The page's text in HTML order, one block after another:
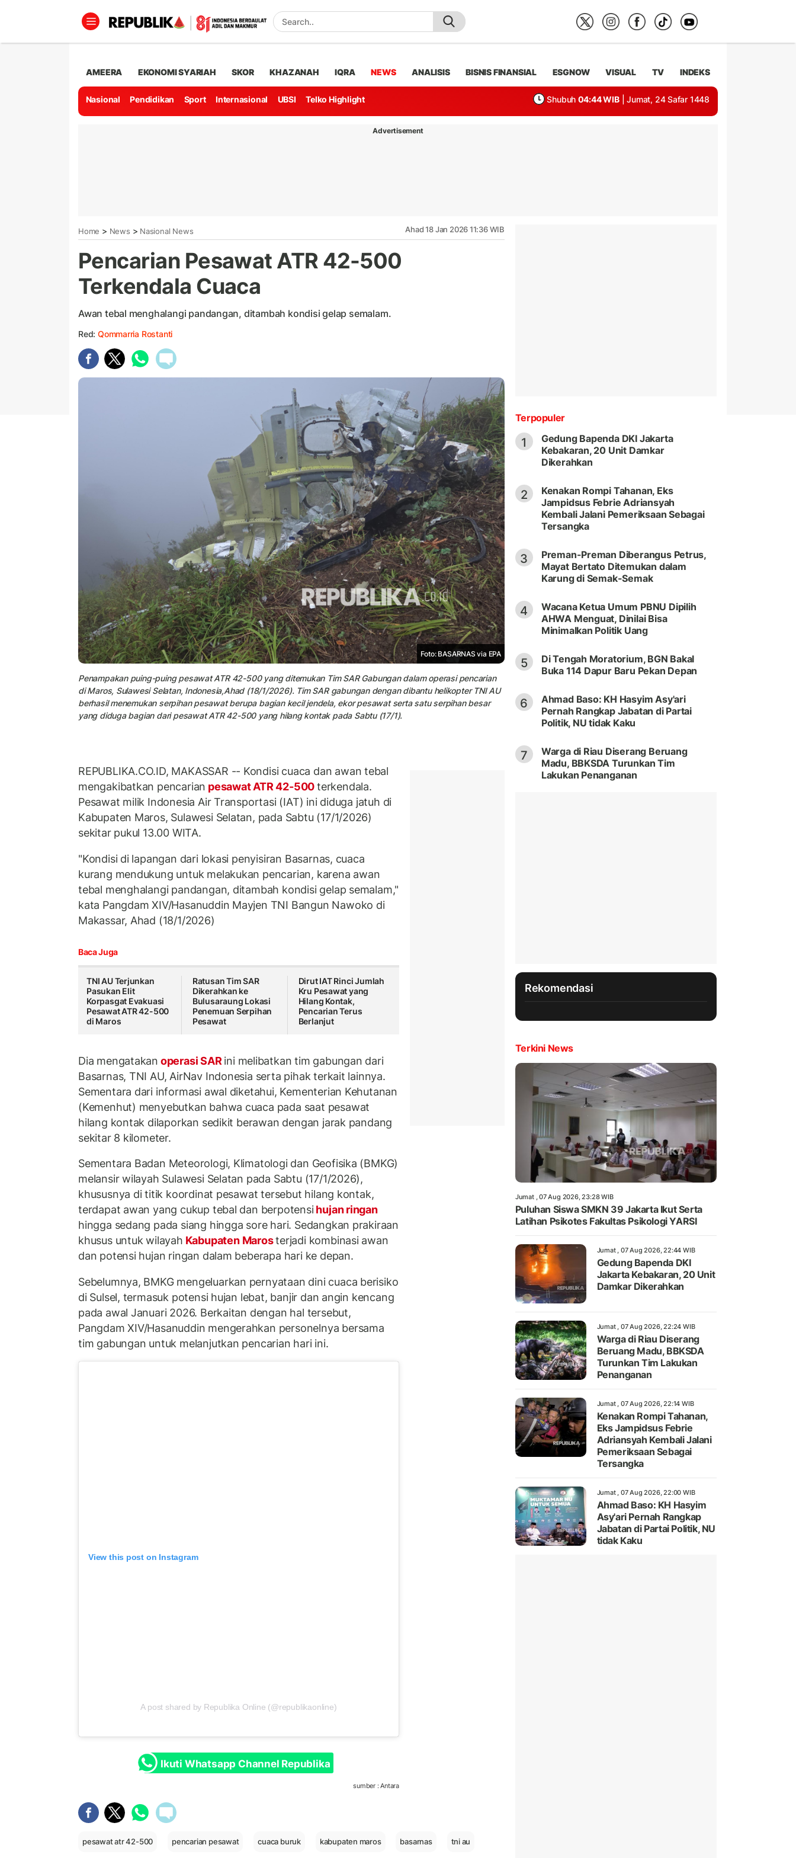
AMEERA EKONOMI SYARIAH SKOR KHAZANAH IQRA NEWS ANALISIS BISNIS FINANSIAL ESGNOW VISUAL TV INDEKS
Nasional Pendidikan Sport Internasional UBSI Telko Highlight Shubuh 04:44 WIB | Jumat, 24 Safar 1448
Advertisement
Home > News > Nasional News Ahad 18 Jan 2026 11:36 WIB
Pencarian Pesawat ATR 42-500
Terkendala Cuaca
Awan tebal menghalangi pandangan, ditambah kondisi gelap semalam.
Red: Qommarria Rostanti
Foto: BASARNAS via EPA
Penampakan puing-puing pesawat ATR 42-500 yang ditemukan Tim SAR Gabungan dalam operasi pencarian
di Maros, Sulawesi Selatan, Indonesia,Ahad (18/1/2026). Tim SAR gabungan dengan dibantu helikopter TNI AU
berhasil menemukan serpihan pesawat berupa bagian kecil jendela, ekor pesawat serta satu serpihan besar
yang diduga bagian dari pesawat ATR 42-500 yang hilang kontak pada Sabtu (17/1).
REPUBLIKA.CO.ID, MAKASSAR -- Kondisi cuaca dan awan tebal
mengakibatkan pencarian pesawat ATR 42-500terkendala.
Pesawat milik Indonesia Air Transportasi (IAT) ini diduga jatuh di
Kabupaten Maros, Sulawesi Selatan, pada Sabtu (17/1/2026)
sekitar pukul 13.00 WITA.
"Kondisi di lapangan dari lokasi penyisiran Basarnas, cuaca
kurang mendukung untuk melakukan pencarian, karena awan
tebal menghalangi pandangan, ditambah kondisi gelap semalam,"
kata Pangdam XIV/Hasanuddin Mayjen TNI Bangun Nawoko di
Makassar, Ahad (18/1/2026)
Baca Juga
TNI AU Terjunkan
Pasukan Elit
Korpasgat Evakuasi
Pesawat ATR 42-500
di Maros
Ratusan Tim SAR
Dikerahkan ke
Bulusaraung Lokasi
Penemuan Serpihan
Pesawat
Dirut IAT Rinci Jumlah
Kru Pesawat yang
Hilang Kontak,
Pencarian Terus
Berlanjut
Dia mengatakan operasi SAR ini melibatkan tim gabungan dari
Basarnas, TNI AU, AirNav Indonesia serta pihak terkait lainnya.
Sementara dari informasi awal diketahui, Kementerian Kehutanan
(Kemenhut) menyebutkan bahwa cuaca pada saat pesawat
hilang kontak dilaporkan sedikit berawan dengan jarak pandang
sekitar 8 kilometer.
Sementara Badan Meteorologi, Klimatologi dan Geofisika (BMKG)
melansir wilayah Sulawesi Selatan pada Sabtu (17/1/2026),
khususnya di titik koordinat pesawat tersebut hilang kontak,
terdapat awan yang cukup tebal dan berpotensihujan ringan
hingga sedang pada siang hingga sore hari. Sedangkan prakiraan
khusus untuk wilayah Kabupaten Marosterjadi kombinasi awan
dan potensi hujan ringan dalam beberapa hari ke depan.
Sebelumnya, BMKG mengeluarkan pernyataan dini cuaca berisiko
di Sulsel, termasuk potensi hujan lebat, banjir dan angin kencang
pada awal Januari 2026. Berkaitan dengan hal tersebut,
Pangdam XIV/Hasanuddin mengerahkan personelnya bersama
tim gabungan untuk melanjutkan pencarian hari ini.
View this post on Instagram
A post shared by Republika Online (@republikaonline)
Ikuti Whatsapp Channel Republika
sumber : Antara
pesawat atr 42-500 pencarian pesawat cuaca buruk kabupaten maros basarnas tni au
Terpopuler
1
Gedung Bapenda DKI Jakarta
Kebakaran, 20 Unit Damkar
Dikerahkan
2
Kenakan Rompi Tahanan, Eks
Jampidsus Febrie Adriansyah
Kembali Jalani Pemeriksaan Sebagai
Tersangka
3
Preman-Preman Diberangus Petrus,
Mayat Bertato Ditemukan dalam
Karung di Semak-Semak
4
Wacana Ketua Umum PBNU Dipilih
AHWA Menguat, Dinilai Bisa
Minimalkan Politik Uang
5
Di Tengah Moratorium, BGN Bakal
Buka 114 Dapur Baru Pekan Depan
6
Ahmad Baso: KH Hasyim Asy'ari
Pernah Rangkap Jabatan di Partai
Politik, NU tidak Kaku
7
Warga di Riau Diserang Beruang
Madu, BBKSDA Turunkan Tim
Lakukan Penanganan
Rekomendasi
Terkini News
Jumat , 07 Aug 2026, 23:28 WIB
Puluhan Siswa SMKN 39 Jakarta Ikut Serta
Latihan Psikotes Fakultas Psikologi YARSI
Jumat , 07 Aug 2026, 22:44 WIB
Gedung Bapenda DKI
Jakarta Kebakaran, 20 Unit
Damkar Dikerahkan
Jumat , 07 Aug 2026, 22:24 WIB
Warga di Riau Diserang
Beruang Madu, BBKSDA
Turunkan Tim Lakukan
Penanganan
Jumat , 07 Aug 2026, 22:14 WIB
Kenakan Rompi Tahanan,
Eks Jampidsus Febrie
Adriansyah Kembali Jalani
Pemeriksaan Sebagai
Tersangka
Jumat , 07 Aug 2026, 22:00 WIB
Ahmad Baso: KH Hasyim
Asy'ari Pernah Rangkap
Jabatan di Partai Politik, NU
tidak Kaku